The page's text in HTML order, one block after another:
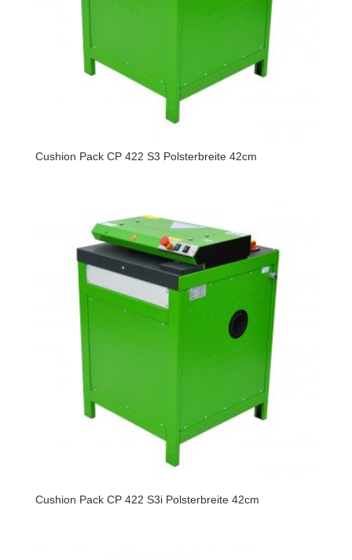
Cushion Pack CP 422 S3 Polsterbreite 42cm
Cushion Pack CP 422 S3i Polsterbreite 42cm